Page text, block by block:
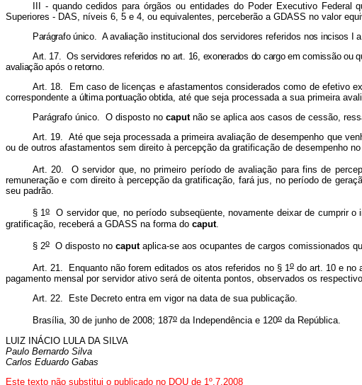
III - quando cedidos para órgãos ou entidades do Poder Executivo
Superiores - DAS, níveis 6, 5 e 4, ou equivalentes, perceberão a GDASS no valor
Parágrafo único. A avaliação institucional dos servidores referidos nos incisos I a
Art. 17. Os servidores referidos no art. 16, exonerados do cargo em comissão ou
avaliação após o retorno.
Art. 18. Em caso de licenças e afastamentos considerados como de efetivo
correspondente a última pontuação obtida, até que seja processada a sua primeira
Parágrafo único. O disposto no caput não se aplica aos casos de cessão,
Art. 19. Até que seja processada a primeira avaliação de desempenho que
ou de outros afastamentos sem direito à percepção da gratificação de desempenho
Art. 20. O servidor que, no primeiro período de avaliação para fins de
remuneração e com direito à percepção da gratificação, fará jus, no período de
seu padrão.
§ 1oO servidor que, no período subseqüente, novamente deixar de cumprir o
gratificação, receberá a GDASS na forma do caput.
§ 2oO disposto no caputaplica-se aos ocupantes de cargos comissionados
Art. 21. Enquanto não forem editados os atos referidos no § 1odo art. 10 e no
pagamento mensal por servidor ativo será de oitenta pontos, observados os
Art. 22. Este Decreto entra em vigor na data de sua publicação.
Brasília, 30 de junho de 2008; 187oda Independência e 120oda República.
LUIZ INÁCIO LULA DA SILVA
Paulo Bernardo Silva
Carlos Eduardo Gabas
Este texto não substitui o publicado no DOU de 1º.7.2008